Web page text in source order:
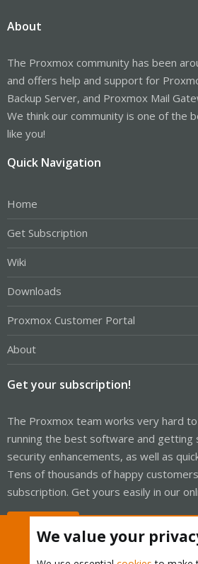
About
The Proxmox community has been
and offers help and support for
Backup Server, and Proxmox Mail
We think our community is one of the
like you!
Quick Navigation
Home
Get Subscription
Wiki
Downloads
Proxmox Customer Portal
About
Get your subscription!
The Proxmox team works very hard
running the best software and getting
security enhancements, as well as
Tens of thousands of happy
subscription. Get yours easily in our
We value your